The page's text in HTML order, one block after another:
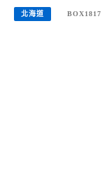
北海道 BOX1817